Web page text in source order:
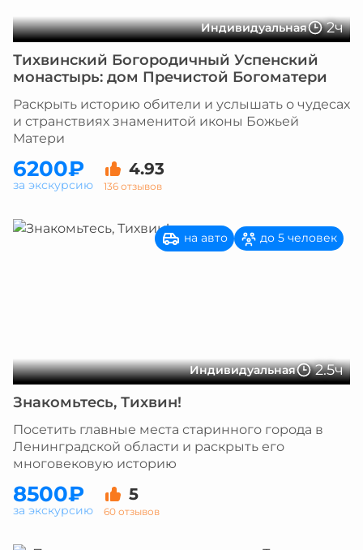
Индивидуальная 2ч
Тихвинский Богородичный Успенский
монастырь: дом Пречистой Богоматери
Раскрыть историю обители и услышать о чудесах
и странствиях знаменитой иконы Божьей
Матери
6200₽ 4.93
136 отзывов
за экскурсию
Индивидуальная 2.5ч
на авто до 5 человек
Знакомьтесь, Тихвин!
Посетить главные места старинного города в
Ленинградской области и раскрыть его
многовековую историю
8500₽ 5
60 отзывов
за экскурсию